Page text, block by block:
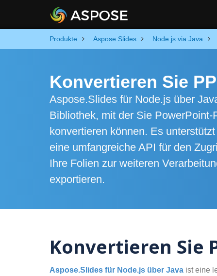
Produkte Aspose.Slides Node.js via Java
Konvertieren Sie
Aspose.Slides für Node.js über
Bibliothek, mit der Sie
konvertieren können. Es
eine umfangreiche API für den
Ihre Folien zur weiteren
exportieren.
Konvertieren Sie
Aspose.Slides für Node.js über Java ist eine